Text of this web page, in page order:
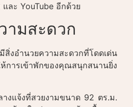
ละ YouTube อีกด้วย
ามสะดวก
นวยความสะดวกที่โดดเด่น
การเข้าพักของคุณสนุกสนานยิ่ง
างแจ้งที่สวยงามขนาด 92 ตร.ม.